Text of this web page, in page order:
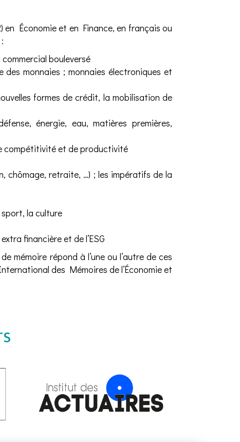
en Économie et en Finance, en français ou
bouleversé
monnaies ; monnaies électroniques et
formes de crédit, la mobilisation de
énergie, eau, matières premières,
compétitivité et de productivité
chômage, retraite, …) ; les impératifs de la
la culture
financière et de l’ESG
répond à l’une ou l’autre de ces
des Mémoires de l’Économie et